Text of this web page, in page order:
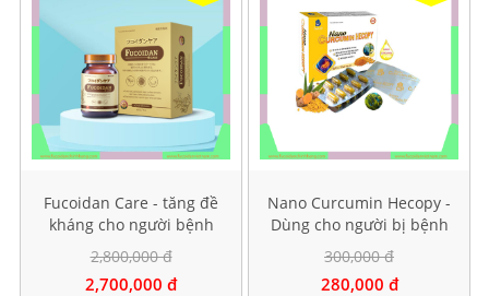
Fucoidan Care - tăng đề
kháng cho người bệnh
ung thư, Hộp 60 viên
nang cứng
2,800,000 đ
2,700,000 đ
Nano Curcumin Hecopy -
Dùng cho người bị bệnh
dạ dày. Hộp 60 viên
300,000 đ
280,000 đ